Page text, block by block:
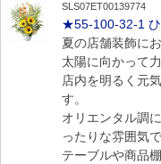
SLS07ET00139774
★55-100-32-1 ひ
夏の店舗装飾に
太陽に向かって
店内を明るく元
す。
オリエンタル調
ったりな雰囲気で
テーブルや商品